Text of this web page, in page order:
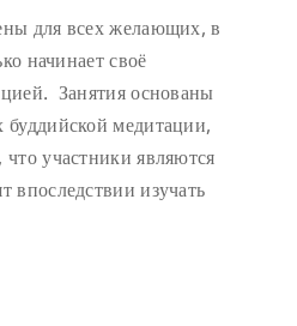
для всех желающих, в
начинает своё
Занятия основаны
буддийской медитации,
участники являются
впоследствии изучать